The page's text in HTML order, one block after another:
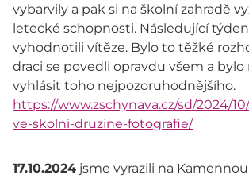
vybarvily a pak si na školní zahradě
letecké schopnosti. Následující
vyhodnotili vítěze. Bylo to těžké
draci se povedli opravdu všem a
vyhlásit toho nejpozoruhodnějšího.
https://www.zschynava.cz/sd/2024/
ve-skolni-druzine-fotografie/
17.10.2024 jsme vyrazili na